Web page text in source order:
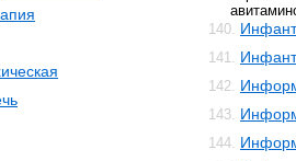
140.
141.
142.
143.
144.